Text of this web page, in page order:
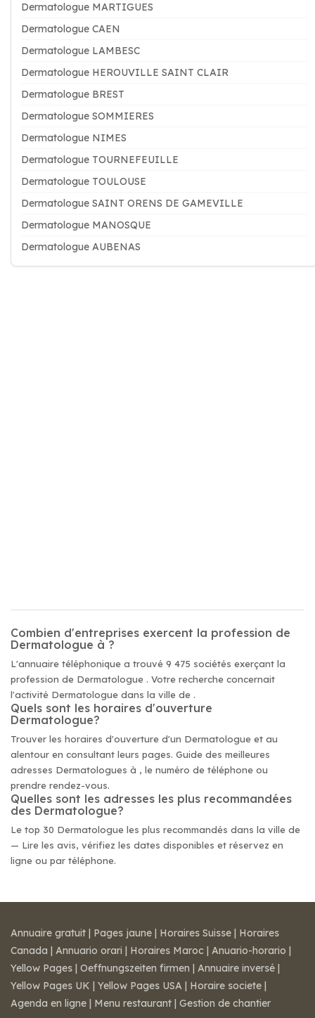
Dermatologue MARTIGUES
Dermatologue CAEN
Dermatologue LAMBESC
Dermatologue HEROUVILLE SAINT CLAIR
Dermatologue BREST
Dermatologue SOMMIERES
Dermatologue NIMES
Dermatologue TOURNEFEUILLE
Dermatologue TOULOUSE
Dermatologue SAINT ORENS DE GAMEVILLE
Dermatologue MANOSQUE
Dermatologue AUBENAS
Combien d'entreprises exercent la profession de
Dermatologue à ?
L'annuaire téléphonique a trouvé 9 475 sociétés exerçant la
profession de Dermatologue . Votre recherche concernait
l'activité Dermatologue dans la ville de .
Quels sont les horaires d'ouverture
Dermatologue?
Trouver les horaires d'ouverture d'un Dermatologue et au
alentour en consultant leurs pages. Guide des meilleures
adresses Dermatologues à , le numéro de téléphone ou
prendre rendez-vous.
Quelles sont les adresses les plus recommandées
des Dermatologue?
Le top 30 Dermatologue les plus recommandés dans la ville de
— Lire les avis, vérifiez les dates disponibles et réservez en
ligne ou par téléphone.
Annuaire gratuit | Pages jaune | Horaires Suisse | Horaires
Canada | Annuario orari | Horaires Maroc | Anuario-horario |
Yellow Pages | Oeffnungszeiten firmen | Annuaire inversé |
Yellow Pages UK | Yellow Pages USA | Horaire societe |
Agenda en ligne | Menu restaurant | Gestion de chantier